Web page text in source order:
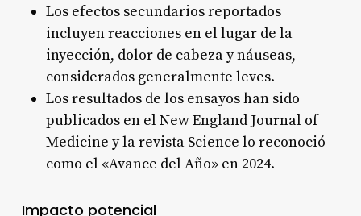
Los efectos secundarios reportados
incluyen reacciones en el lugar de la
inyección, dolor de cabeza y náuseas,
considerados generalmente leves.
Los resultados de los ensayos han sido
publicados en el New England Journal of
Medicine y la revista Science lo reconoció
como el «Avance del Año» en 2024.
Impacto potencial